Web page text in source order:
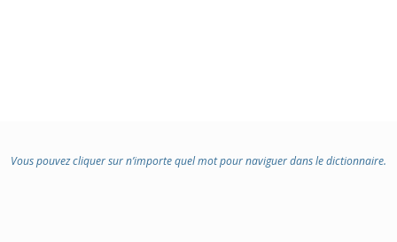
Vous pouvez cliquer sur n’importe quel mot pour naviguer dans le dictionnaire.